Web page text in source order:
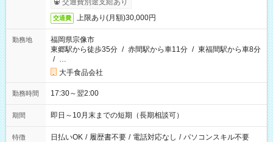
交通費別途支給あり
交通費 上限あり(月額)30,000円
勤務地
福岡県宗像市
東郷駅から徒歩35分 / 赤間駅から車11分 / 東福間駅から車8分
/ …
大手食品会社
勤務時間 17:30～翌2:00
期間 即日～10月末までの短期（長期相談可）
特徴 日払いOK / 履歴書不要 / 電話対応なし / パソコンスキル不要